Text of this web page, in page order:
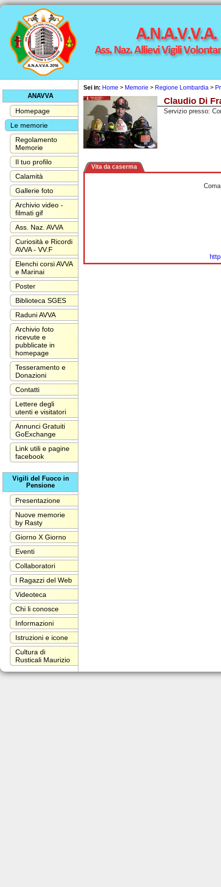
ANAVVA
Homepage
Le memorie
Regolamento
Memorie
Il tuo profilo
Calamità
Gallerie foto
Archivio video -
filmati gif
Ass. Naz. AVVA
Curiosità e Ricordi
AVVA - VV.F
Elenchi corsi AVVA
e Marinai
Poster
Biblioteca SGES
Raduni AVVA
Archivio foto
ricevute e
pubblicate in
homepage
Tesseramento e
Donazioni
Contatti
Lettere degli
utenti e visitatori
Annunci Gratuiti
GoExchange
Link utili e pagine
facebook
Vigili del Fuoco in
Pensione
Presentazione
Nuove memorie
by Rasty
Giorno X Giorno
Eventi
Collaboratori
I Ragazzi del Web
Videoteca
Chi li conosce
Informazioni
Istruzioni e icone
Cultura di
Rusticali Maurizio
Sei in: Home > Memorie > Regione Lombardia >
Claudio Di
Servizio presso:
Vita da caserma
Comando Vigili del